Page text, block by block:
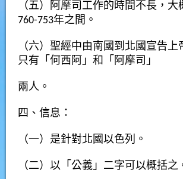
（五）阿摩司工作的時間不長，大
760-753年之間。
（六）聖經中由南國到北國宣告上
只有「何西阿」和「阿摩司」
兩人。
四、信息：
（一）是針對北國以色列。
（二）以「公義」二字可以概括之